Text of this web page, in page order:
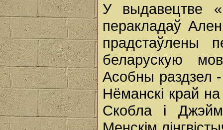
У выдавецтве
перакладаў
прадстаўлены
беларускую
Асобны раздзел -
Нёманскі край
Скобла і